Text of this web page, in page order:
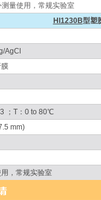
量使用，常规实验室
HI1230B型塑
AgCl
膜
；T：0 to 80℃
mm)
，常规实验室